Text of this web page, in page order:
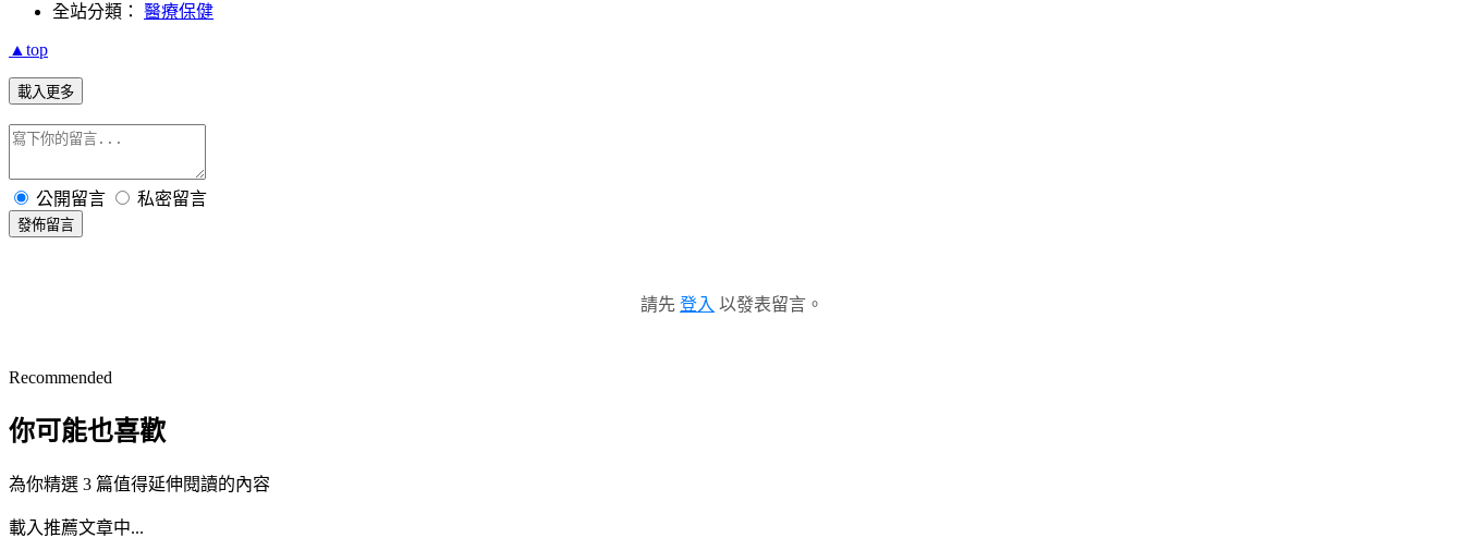
全站分類： 醫療保健
▲top
載入更多
公開留言 私密留言
發佈留言
請先 登入 以發表留言。
Recommended
你可能也喜歡
為你精選 3 篇值得延伸閱讀的內容
載入推薦文章中...